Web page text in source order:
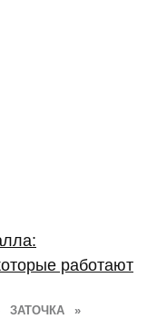
ЗАТОЧКА
»
работают